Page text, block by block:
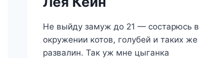
Не выйду замуж до 21 — состарюсь в
окружении котов, голубей и таких же
развалин. Так уж мне цыганка